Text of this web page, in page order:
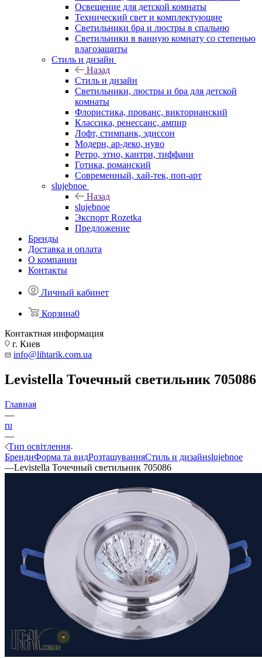
Освещение для детской комнаты
Технический свет и комплектующие
Светильники бра и люстры в спальню
Светильники в ванную комнату со степенью
влагозащиты
Стиль и дизайн
Назад
Стиль и дизайн
Светильники, люстры и бра для детской
комнаты
Флористика, прованс, викторианский
Классика, ренессанс, ампир
Лофт, стимпанк, эдиссон
Модерн, ар-деко, нуво
Ретро, этно, кантри, тиффани
Готика, романский
Современный, хай-тек, поп-арт
slujebnoe
Назад
slujebnoe
Экспорт Rozetka
Предложение
Бренды
Доставка и оплата
О компании
Контакты
Личный кабинет
Корзина0
Контактная информация
г. Киев
info@lihtarik.com.ua
Levistella Точечный светильник 705086
Главная
—
ru
—
Тип освітлення
БрендиФорма та видРозташуванняСтиль и дизайнslujebnoe
—Levistella Точечный светильник 705086